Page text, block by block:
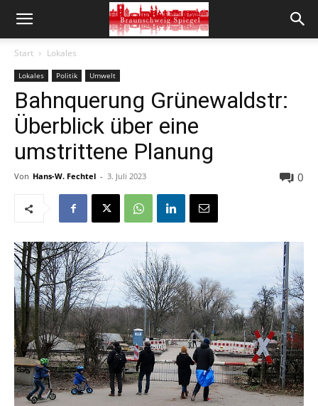
Start Lokales
Lokales Politik Umwelt
Bahnquerung Grünewaldstr:
Überblick über eine
umstrittene Planung
Von Hans-W. Fechtel - 3. Juli 2023 0